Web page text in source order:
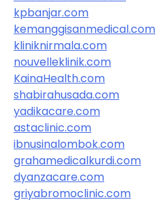
kpbanjar.com
kemanggisanmedical.com
kliniknirmala.com
nouvelleklinik.com
KainaHealth.com
shabirahusada.com
yadikacare.com
astaclinic.com
ibnusinalombok.com
grahamedicalkurdi.com
dyanzacare.com
griyabromoclinic.com